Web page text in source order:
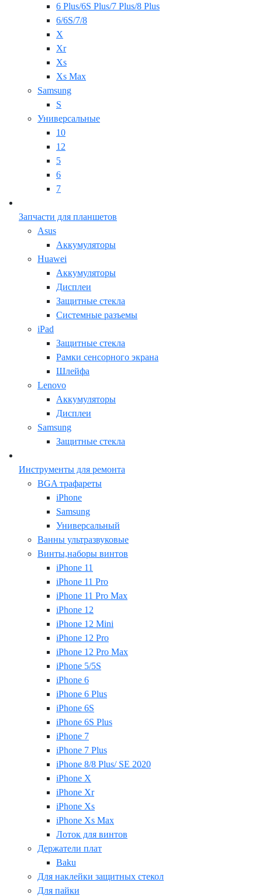
6 Plus/6S Plus/7 Plus/8 Plus
6/6S/7/8
X
Xr
Xs
Xs Max
Samsung
S
Универсальные
10
12
5
6
7
Запчасти для планшетов
Asus
Аккумуляторы
Huawei
Аккумуляторы
Дисплеи
Защитные стекла
Системные разъемы
iPad
Защитные стекла
Рамки сенсорного экрана
Шлейфа
Lenovo
Аккумуляторы
Дисплеи
Samsung
Защитные стекла
Инструменты для ремонта
BGA трафареты
iPhone
Samsung
Универсальный
Ванны ультразвуковые
Винты,наборы винтов
iPhone 11
iPhone 11 Pro
iPhone 11 Pro Max
iPhone 12
iPhone 12 Mini
iPhone 12 Pro
iPhone 12 Pro Max
iPhone 5/5S
iPhone 6
iPhone 6 Plus
iPhone 6S
iPhone 6S Plus
iPhone 7
iPhone 7 Plus
iPhone 8/8 Plus/ SE 2020
iPhone X
iPhone Xr
iPhone Xs
iPhone Xs Max
Лоток для винтов
Держатели плат
Baku
Для наклейки защитных стекол
Для пайки